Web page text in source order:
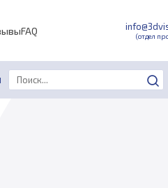
FAQ (отдел